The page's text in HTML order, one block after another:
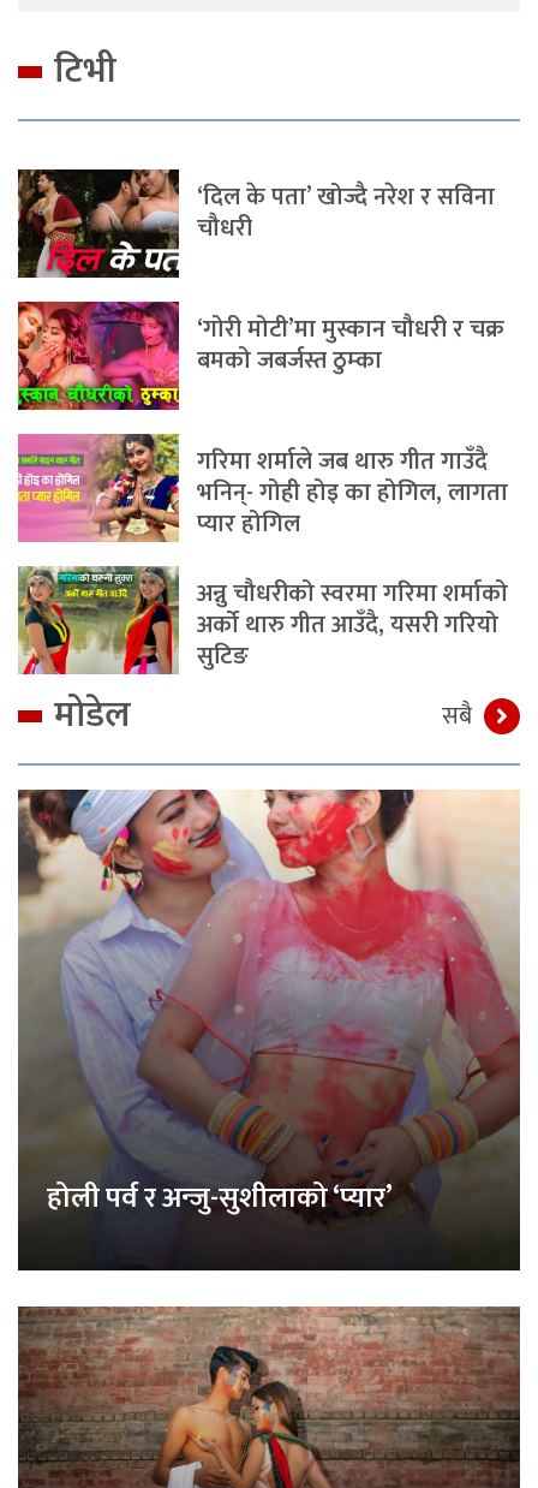
टिभी
‘दिल के पता’ खोज्दै नरेश र सविना
चौधरी
‘गोरी मोटी’मा मुस्कान चौधरी र चक्र
बमको जबर्जस्त ठुम्का
गरिमा शर्माले जब थारु गीत गाउँदै
भनिन्- गोही होइ का होगिल, लागता
प्यार होगिल
अन्नु चौधरीको स्वरमा गरिमा शर्माको
अर्को थारु गीत आउँदै, यसरी गरियो
सुटिङ
मोडेल सबै
होली पर्व र अन्जु-सुशीलाको ‘प्यार’